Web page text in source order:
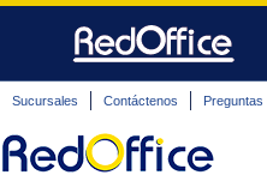
Sucursales Contáctenos